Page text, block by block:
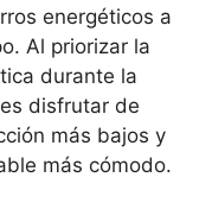
energéticos a
Al priorizar la
durante la
disfrutar de
más bajos y
más cómodo.